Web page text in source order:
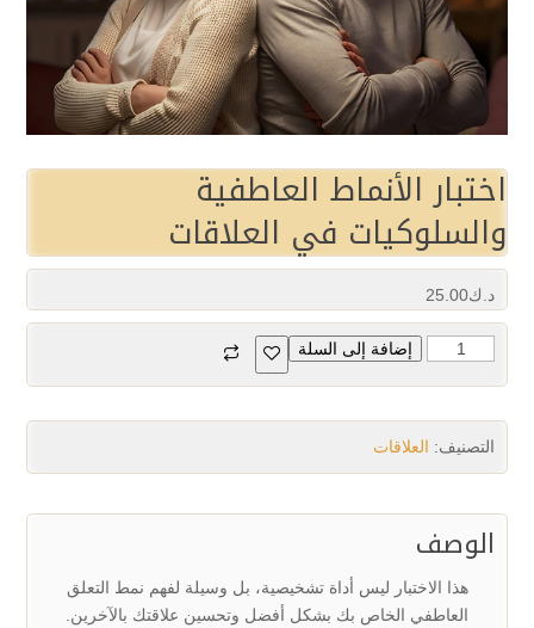
اختبار الأنماط العاطفية
والسلوكيات في العلاقات
د.ك25.00
إضافة إلى السلة
التصنيف: العلاقات
الوصف
هذا الاختبار ليس أداة تشخيصية، بل وسيلة لفهم نمط التعلق
العاطفي الخاص بك بشكل أفضل وتحسين علاقتك بالآخرين